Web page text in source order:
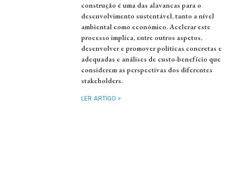
construção é uma das alavancas para o
desenvolvimento sustentável, tanto a nível
ambiental como económico. Acelerar este
processo implica, entre outros aspetos,
desenvolver e promover políticas concretas e
adequadas e análises de custo-benefício que
considerem as perspectivas dos diferentes
stakeholders.
LER ARTIGO >